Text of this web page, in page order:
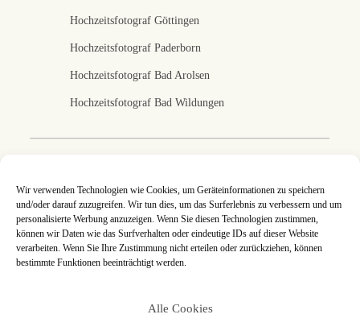
Wir verwenden Technologien wie Cookies, um Geräteinformationen zu speichern
und/oder darauf zuzugreifen. Wir tun dies, um das Surferlebnis zu verbessern und um
personalisierte Werbung anzuzeigen. Wenn Sie diesen Technologien zustimmen,
können wir Daten wie das Surfverhalten oder eindeutige IDs auf dieser Website
verarbeiten. Wenn Sie Ihre Zustimmung nicht erteilen oder zurückziehen, können
bestimmte Funktionen beeinträchtigt werden.
Alle Cookies
Ich fotografiere eure Hochzeit in Kassel, Nordhessen
und deutschlandweit. An jeder Hochzeitsreportage
arbeite ich mit ganzer Leidenschaft, denn eure Bilder
sind mir eine Herzensangelegenheit. Jede
Hochzeitsreportage ist so individuell wie ihr es seid und
authentischen Hochzeitsfotos festhalte.
Hochzeitsfotograf Göttingen
Hochzeitsfotograf Paderborn
Hochzeitsfotograf Bad Arolsen
Hochzeitsfotograf Bad Wildungen